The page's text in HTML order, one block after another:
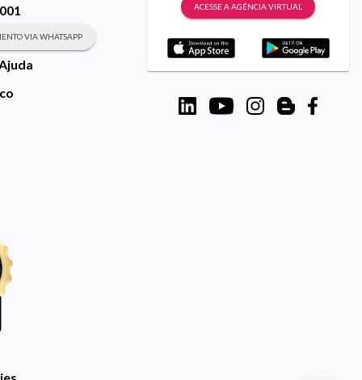
VIA WHATSAPP
ACESSE A AGÊNCIA VIRTUAL